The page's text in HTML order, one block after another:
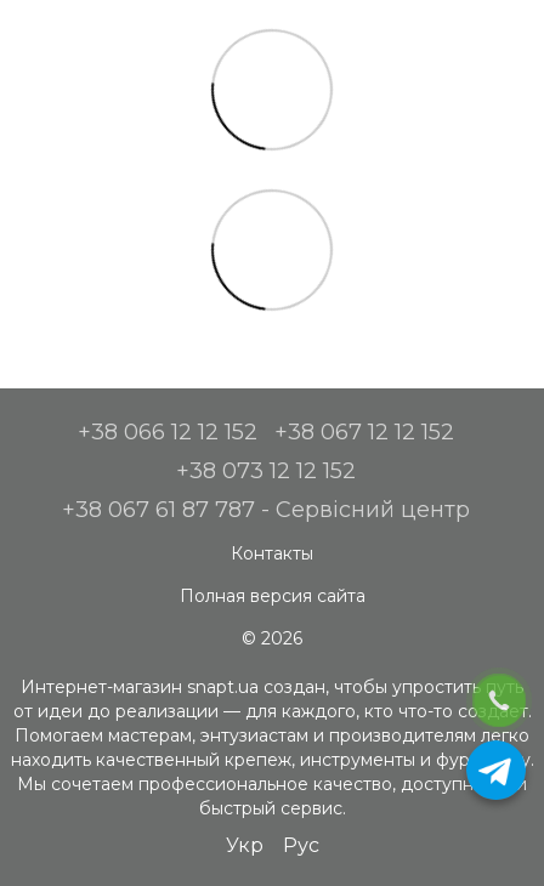
+38 066 12 12 152
+38 067 12 12 152
+38 073 12 12 152
+38 067 61 87 787 - Сервісний центр
Контакты
Полная версия сайта
© 2026
Интернет-магазин snapt.ua создан, чтобы упростить путь
от идеи до реализации — для каждого, кто что-то создает.
Помогаем мастерам, энтузиастам и производителям легко
находить качественный крепеж, инструменты и фурнитуру.
Мы сочетаем профессиональное качество, доступность и
быстрый сервис.
Укр Рус